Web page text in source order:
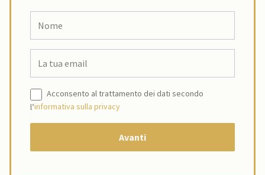
Acconsento al trattamento dei dati secondo
l’informativa sulla privacy